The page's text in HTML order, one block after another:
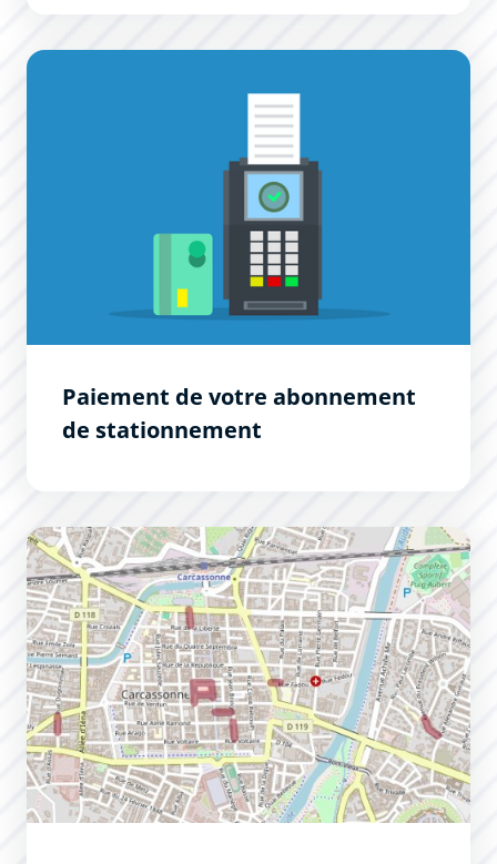
Paiement de votre abonnement de stationnement
Paiement de votre abonnement
de stationnement
Contraintes de circulation pour les 7 prochains jours